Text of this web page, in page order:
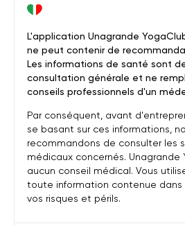
L'application Unagrande
ne peut contenir de
Les informations de santé sont
consultation générale et ne
conseils professionnels d'un
Par conséquent, avant
se basant sur ces informations,
recommandons de consulter les
médicaux concernés. Unagrande
aucun conseil médical. Vous
toute information contenue
vos risques et périls.